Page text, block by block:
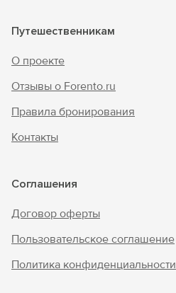
Путешественникам
О проекте
Отзывы о Forento.ru
Правила бронирования
Контакты
Соглашения
Договор оферты
Пользовательское соглашение
Политика конфиденциальности